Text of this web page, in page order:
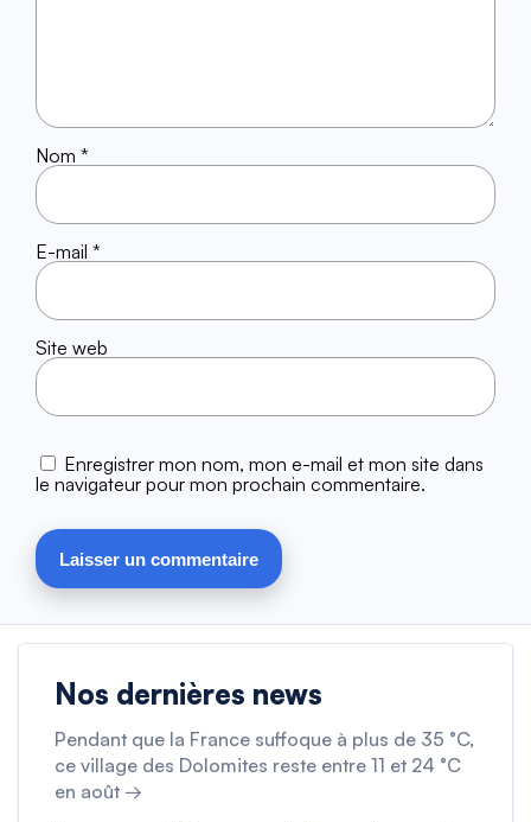
Nom *
E-mail *
Site web
Enregistrer mon nom, mon e-mail et mon site dans
le navigateur pour mon prochain commentaire.
Nos dernières news
Pendant que la France suffoque à plus de 35 °C,
ce village des Dolomites reste entre 11 et 24 °C
en août →